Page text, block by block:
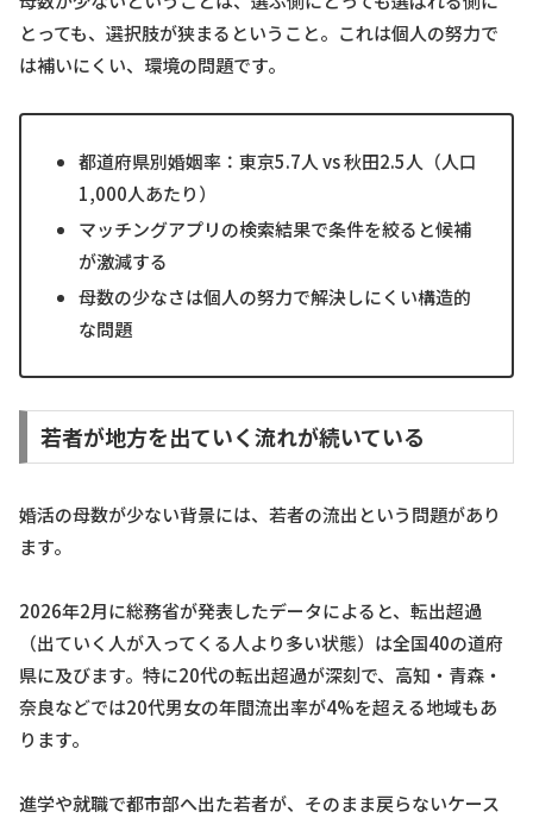
とっても、選択肢が狭まるということ。これは個人の努力で
は補いにくい、環境の問題です。
都道府県別婚姻率：東京5.7人 vs 秋田2.5人（人口
1,000人あたり）
マッチングアプリの検索結果で条件を絞ると候補
が激減する
母数の少なさは個人の努力で解決しにくい構造的
な問題
若者が地方を出ていく流れが続いている
婚活の母数が少ない背景には、若者の流出という問題があり
ます。
2026年2月に総務省が発表したデータによると、転出超過
（出ていく人が入ってくる人より多い状態）は全国40の道府
県に及びます。特に20代の転出超過が深刻で、高知・青森・
奈良などでは20代男女の年間流出率が4%を超える地域もあ
ります。
進学や就職で都市部へ出た若者が、そのまま戻らないケース